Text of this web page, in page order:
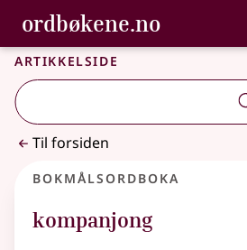
Gå til hovedinnhold
Tilgjengelighet
ordbøkene.no,
Bokmålsordboka og Nynorskordboka
Artikkelside
Til forsiden
Bokmålsordboka
kompanjong